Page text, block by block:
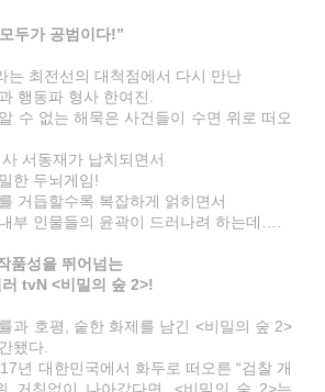
두가 공범이다!”
는 최전선의 대척점에서 다시 만난
행동파 형사 한여진.
수 없는 해묵은 사건들이 수면 위로 떠오
서동재가 납치되면서
한 두뇌게임!
거듭할수록 복잡하게 얽히면서
부 인물들의 윤곽이 드러나려 하는데….
품성을 뛰어넘는
tvN <비밀의 숲 2>!
과 호평, 숱한 화제를 남긴 <비밀의 숲 2>
됐다.
년 대한민국에서 화두로 떠오른 “검찰 개